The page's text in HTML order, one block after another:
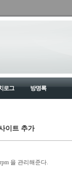
로그 방명록
이트 추가
을 관리해준다.